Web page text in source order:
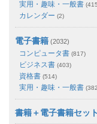
実用・趣味・一般書
カレンダー (2)
電子書籍 (2032)
コンピュータ書 (817)
ビジネス書 (403)
資格書 (514)
実用・趣味・一般書
書籍＋電子書籍セット